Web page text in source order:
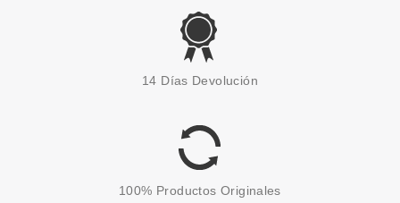
14 Días Devolución
100% Productos Originales